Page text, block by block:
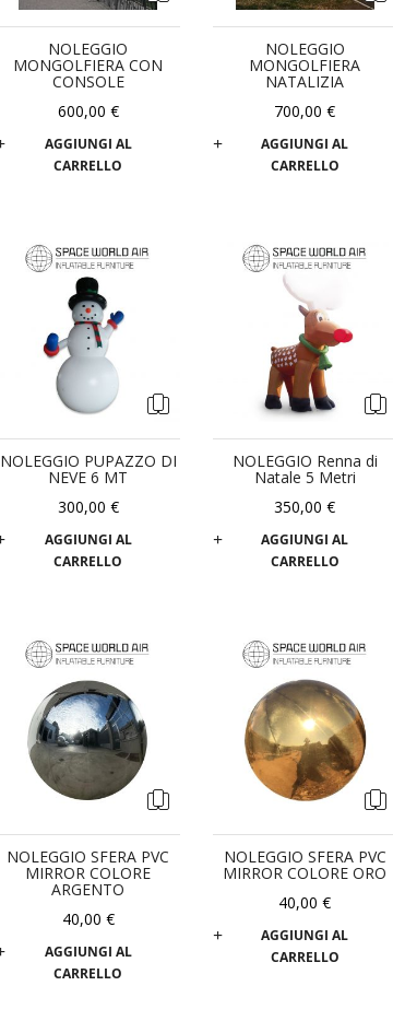
NOLEGGIO
MONGOLFIERA CON
CONSOLE
600,00 €
AGGIUNGI AL
CARRELLO
NOLEGGIO
MONGOLFIERA
NATALIZIA
700,00 €
AGGIUNGI AL
CARRELLO
NOLEGGIO PUPAZZO DI
NEVE 6 MT
300,00 €
AGGIUNGI AL
CARRELLO
NOLEGGIO Renna di
Natale 5 Metri
350,00 €
AGGIUNGI AL
CARRELLO
NOLEGGIO SFERA PVC
MIRROR COLORE
ARGENTO
40,00 €
AGGIUNGI AL
CARRELLO
NOLEGGIO SFERA PVC
MIRROR COLORE ORO
40,00 €
AGGIUNGI AL
CARRELLO